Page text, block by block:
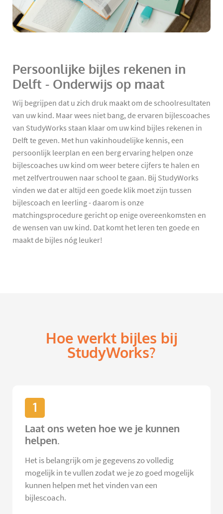
Persoonlijke bijles rekenen in
Delft - Onderwijs op maat
Wij begrijpen dat u zich druk maakt om de schoolresultaten
van uw kind. Maar wees niet bang, de ervaren bijlescoaches
van StudyWorks staan klaar om uw kind bijles rekenen in
Delft te geven. Met hun vakinhoudelijke kennis, een
persoonlijk leerplan en een berg ervaring helpen onze
bijlescoaches uw kind om weer betere cijfers te halen en
met zelfvertrouwen naar school te gaan. Bij StudyWorks
vinden we dat er altijd een goede klik moet zijn tussen
bijlescoach en leerling - daarom is onze
matchingsprocedure gericht op enige overeenkomsten en
de wensen van uw kind. Dat komt het leren ten goede en
maakt de bijles nóg leuker!
Hoe werkt bijles bij
StudyWorks?
1
Laat ons weten hoe we je kunnen
helpen.
Het is belangrijk om je gegevens zo volledig
mogelijk in te vullen zodat we je zo goed mogelijk
kunnen helpen met het vinden van een
bijlescoach.